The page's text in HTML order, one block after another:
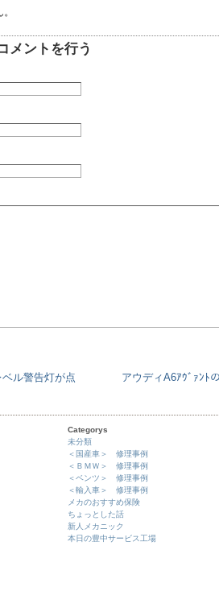
メントを行う
ル警告灯が点
アウディA6ｱｳﾞｧﾝﾄ
Categorys
未分類
＜国産車＞ 修理事例
＜ＢＭＷ＞ 修理事例
＜ベンツ＞ 修理事例
＜輸入車＞ 修理事例
メカのおすすめ保険
ちょっとした話
新人メカニック
本日の豊中サービス工場